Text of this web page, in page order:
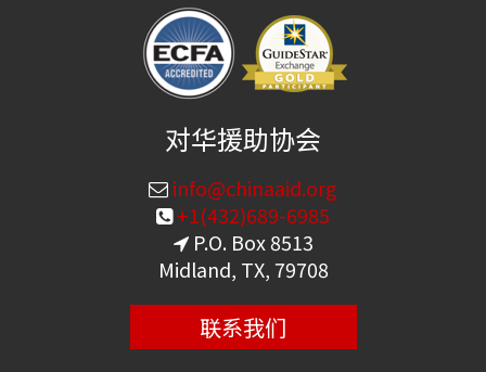
对华援助协会
info@chinaaid.org
+1(432)689-6985
P.O. Box 8513
Midland, TX, 79708
联系我们